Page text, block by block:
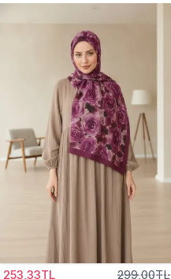
253,33TL 299,00TL